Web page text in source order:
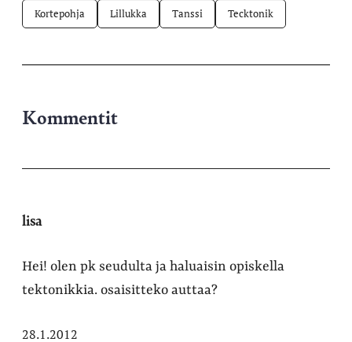
Kortepohja Lillukka Tanssi Tecktonik
Kommentit
lisa
Hei! olen pk seudulta ja haluaisin opiskella
tektonikkia. osaisitteko auttaa?
28.1.2012